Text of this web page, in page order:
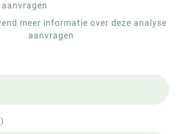
aanvragen
meer informatie over deze analyse
aanvragen